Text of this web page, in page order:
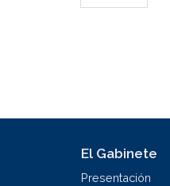
El Gabinete
Presentación